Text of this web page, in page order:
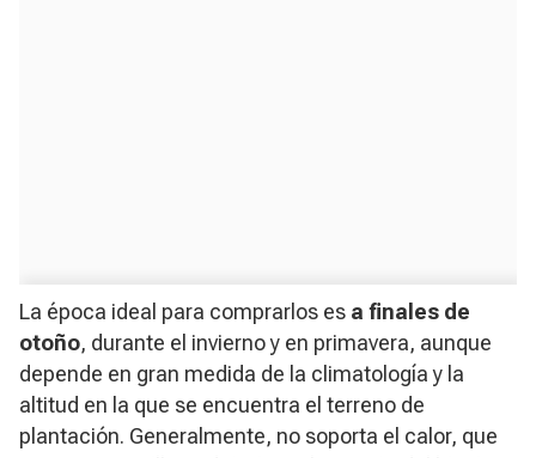
La época ideal para comprarlos es a finales de
otoño, durante el invierno y en primavera, aunque
depende en gran medida de la climatología y la
altitud en la que se encuentra el terreno de
plantación. Generalmente, no soporta el calor, que